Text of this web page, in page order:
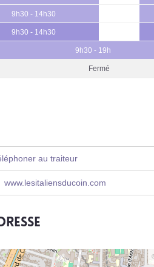
9h30 - 14h30
9h30 - 14h30
9h30 - 19h
Fermé
au traiteur
www.lesitaliensducoin.com